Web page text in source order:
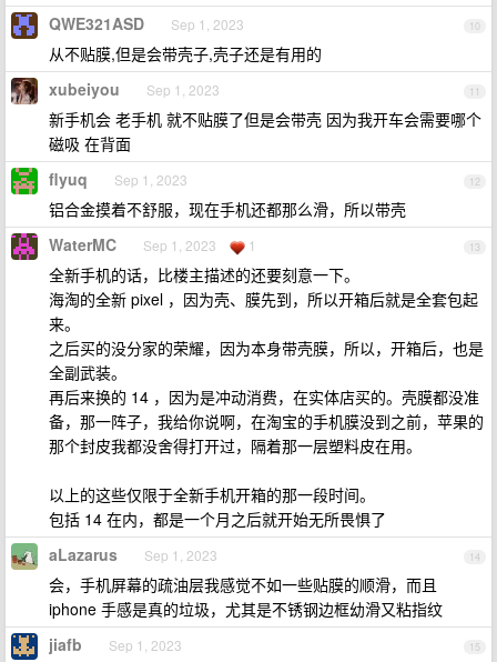
10
QWE321ASD Sep 1, 2023
从不贴膜,但是会带壳子,壳子还是有用的
11
xubeiyou Sep 1, 2023
新手机会 老手机 就不贴膜了但是会带壳 因为我开车会需要哪个
磁吸 在背面
12
flyuq Sep 1, 2023
铝合金摸着不舒服，现在手机还都那么滑，所以带壳
13
WaterMC Sep 1, 2023 1
全新手机的话，比楼主描述的还要刻意一下。
海淘的全新 pixel ，因为壳、膜先到，所以开箱后就是全套包起
来。
之后买的没分家的荣耀，因为本身带壳膜，所以，开箱后，也是
全副武装。
再后来换的 14 ，因为是冲动消费，在实体店买的。壳膜都没准
备，那一阵子，我给你说啊，在淘宝的手机膜没到之前，苹果的
那个封皮我都没舍得打开过，隔着那一层塑料皮在用。
以上的这些仅限于全新手机开箱的那一段时间。
包括 14 在内，都是一个月之后就开始无所畏惧了
14
aLazarus Sep 1, 2023
会，手机屏幕的疏油层我感觉不如一些贴膜的顺滑，而且
iphone 手感是真的垃圾，尤其是不锈钢边框幼滑又粘指纹
15
jiafb Sep 1, 2023